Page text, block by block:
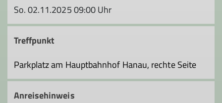
So. 02.11.2025 09:00 Uhr
Treffpunkt
Parkplatz am Hauptbahnhof Hanau, rechte Seite
Anreisehinweis